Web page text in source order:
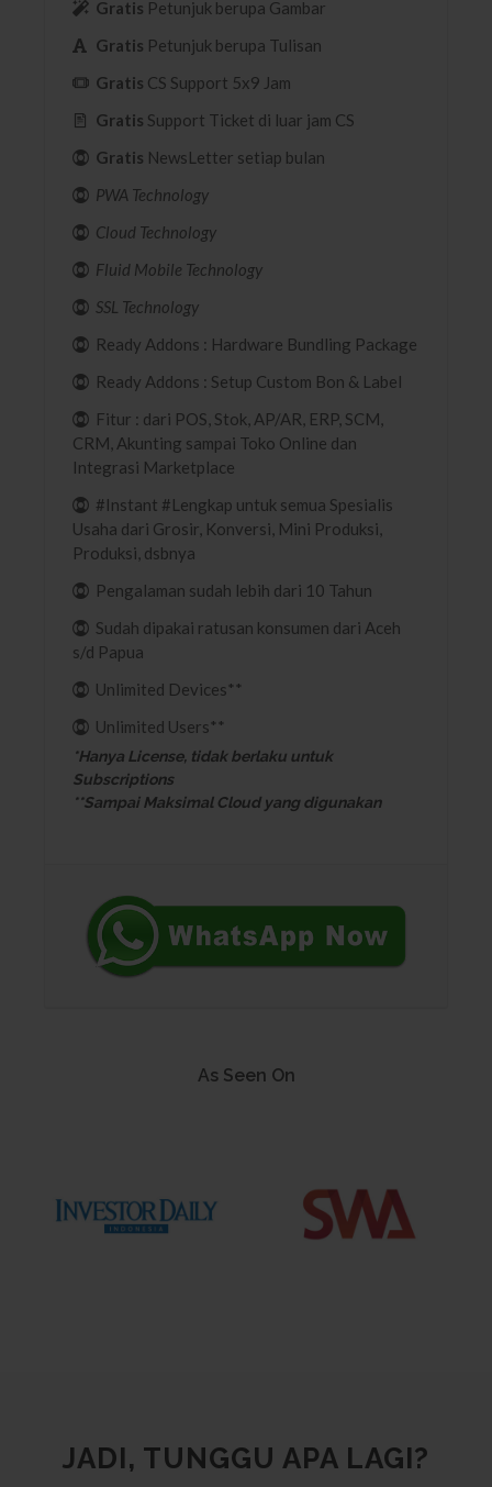
Gratis Petunjuk berupa Gambar
Gratis Petunjuk berupa Tulisan
Gratis CS Support 5x9 Jam
Gratis Support Ticket di luar jam CS
Gratis NewsLetter setiap bulan
PWA Technology
Cloud Technology
Fluid Mobile Technology
SSL Technology
Ready Addons : Hardware Bundling Package
Ready Addons : Setup Custom Bon & Label
Fitur : dari POS, Stok, AP/AR, ERP, SCM,
CRM, Akunting sampai Toko Online dan
Integrasi Marketplace
#Instant #Lengkap untuk semua Spesialis
Usaha dari Grosir, Konversi, Mini Produksi,
Produksi, dsbnya
Pengalaman sudah lebih dari 10 Tahun
Sudah dipakai ratusan konsumen dari Aceh
s/d Papua
Unlimited Devices**
Unlimited Users**
*Hanya License, tidak berlaku untuk
Subscriptions
**Sampai Maksimal Cloud yang digunakan
As Seen On
JADI, TUNGGU APA LAGI?